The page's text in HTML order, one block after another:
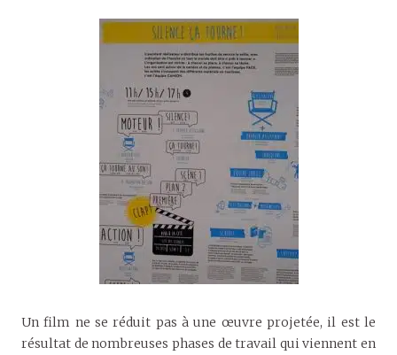
Un film ne se réduit pas à une œuvre projetée, il est le
résultat de nombreuses phases de travail qui viennent en